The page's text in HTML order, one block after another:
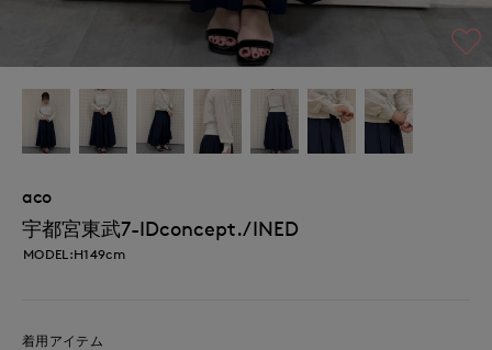
aco
宇都宮東武7-IDconcept./INED
MODEL:H149cm
着用アイテム